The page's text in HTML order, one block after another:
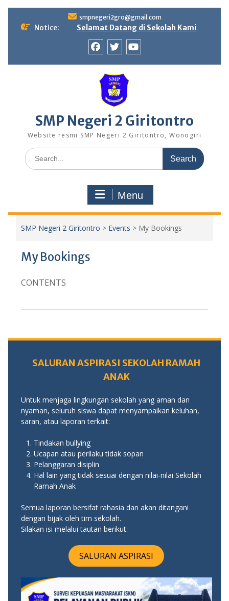
to
smpnegeri2gro@gmail.com
Notice: Selamat Datang di Sekolah Kami
SMP Negeri 2 Giritontro
Website resmi SMP Negeri 2 Giritontro, Wonogiri
Search
for:
Menu
SMP Negeri 2 Giritontro > Events > My Bookings
My Bookings
CONTENTS
SALURAN ASPIRASI SEKOLAH RAMAH
ANAK
Untuk menjaga lingkungan sekolah yang aman dan
nyaman, seluruh siswa dapat menyampaikan keluhan,
saran, atau laporan terkait:
Tindakan bullying
Ucapan atau perilaku tidak sopan
Pelanggaran disiplin
Hal lain yang tidak sesuai dengan nilai-nilai Sekolah
Ramah Anak
Semua laporan bersifat rahasia dan akan ditangani
dengan bijak oleh tim sekolah.
Silakan isi melalui tautan berikut:
SALURAN ASPIRASI